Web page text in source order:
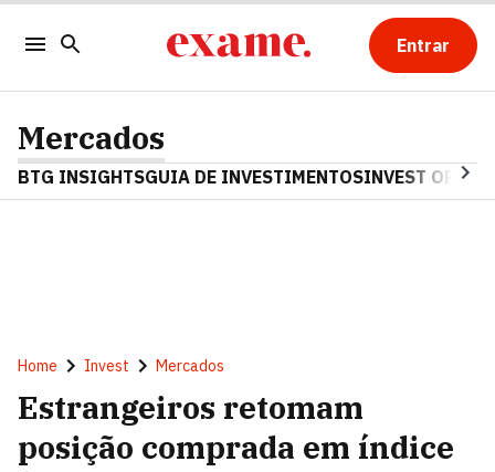
Entrar
Mercados
BTG INSIGHTSGUIA DE INVESTIMENTOSINVEST OPINA
Home Invest Mercados
Estrangeiros retomam
posição comprada em índice